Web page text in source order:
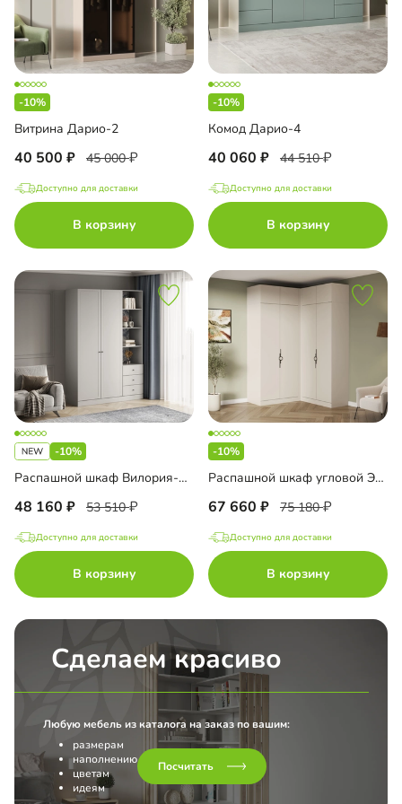
-10%
Витрина Дарио-2
40 500 45 000
Доступно для доставки
В корзину
-10%
Комод Дарио-4
40 060 44 510
Доступно для доставки
В корзину
-10%
Распашной шкаф Вилория-2.3
48 160 53 510
Доступно для доставки
В корзину
-10%
Распашной шкаф угловой Элавия-2-500 с антресолью
67 660 75 180
Доступно для доставки
В корзину
Сделаем красиво
Любую мебель из каталога на заказ по вашим:
размерам
наполнению
цветам
идеям
Посчитать